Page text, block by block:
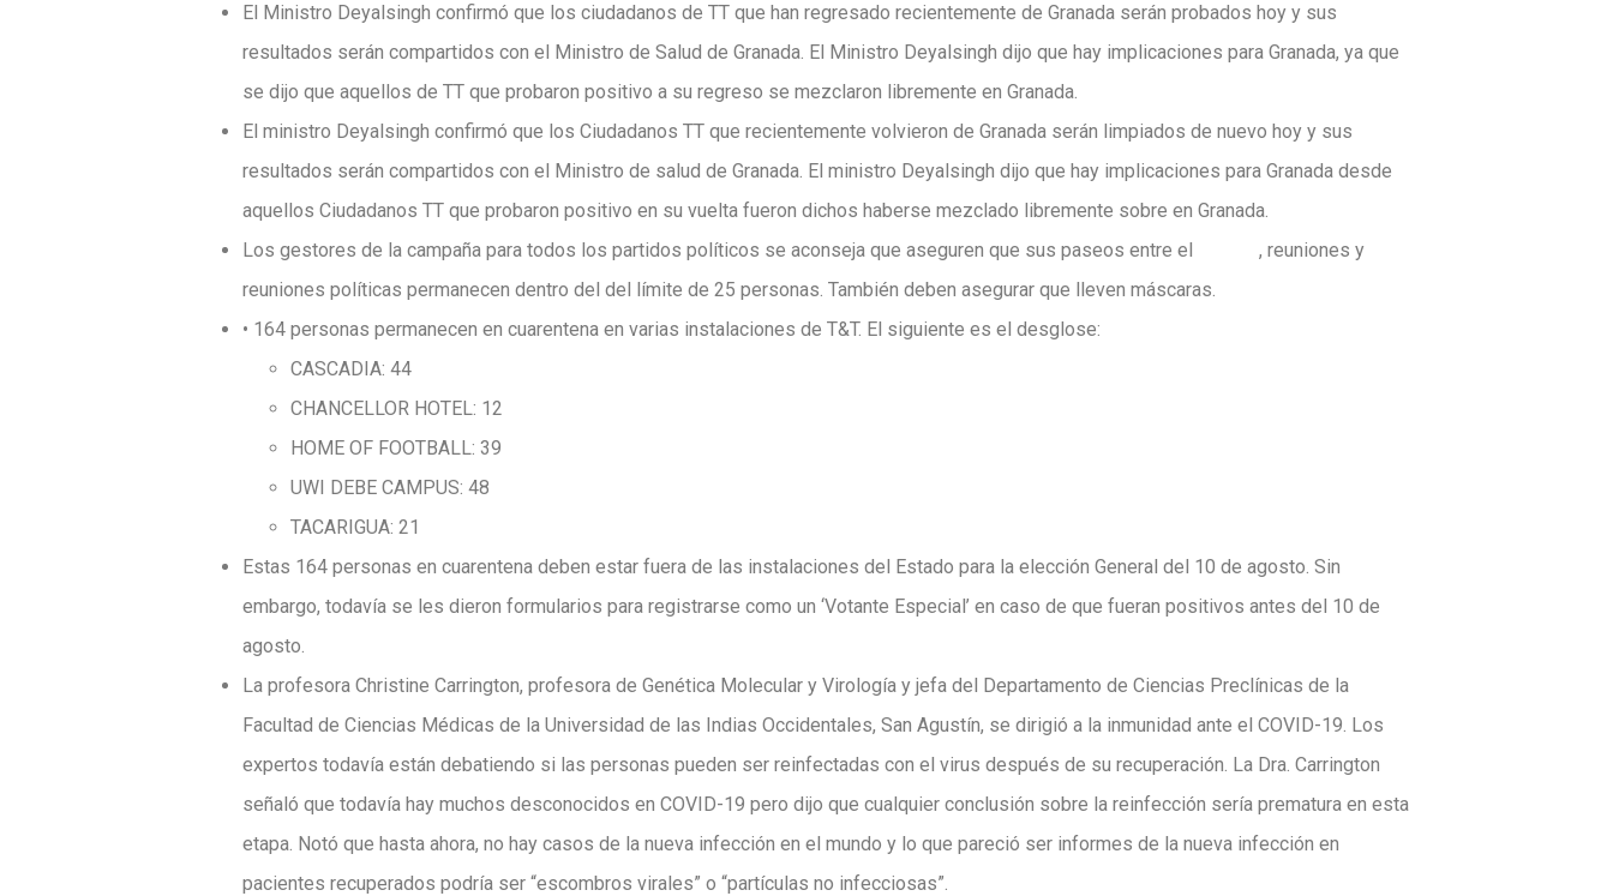
El Ministro Deyalsingh confirmó que los ciudadanos de TT que han regresado recientemente de Granada serán probados hoy y sus
resultados serán compartidos con el Ministro de Salud de Granada. El Ministro Deyalsingh dijo que hay implicaciones para Granada, ya que
se dijo que aquellos de TT que probaron positivo a su regreso se mezclaron libremente en Granada.
El ministro Deyalsingh confirmó que los Ciudadanos TT que recientemente volvieron de Granada serán limpiados de nuevo hoy y sus
resultados serán compartidos con el Ministro de salud de Granada. El ministro Deyalsingh dijo que hay implicaciones para Granada desde
aquellos Ciudadanos TT que probaron positivo en su vuelta fueron dichos haberse mezclado libremente sobre en Granada.
Los gestores de la campaña para todos los partidos políticos se aconseja que aseguren que sus paseos entre el
, reuniones y
reuniones políticas permanecen dentro del del límite de 25 personas. También deben asegurar que lleven máscaras.
• 164 personas permanecen en cuarentena en varias instalaciones de T&T. El siguiente es el desglose:
CASCADIA: 44
CHANCELLOR HOTEL: 12
HOME OF FOOTBALL: 39
UWI DEBE CAMPUS: 48
TACARIGUA: 21
Estas 164 personas en cuarentena deben estar fuera de las instalaciones del Estado para la elección General del 10 de agosto. Sin
embargo, todavía se les dieron formularios para registrarse como un ‘Votante Especial’ en caso de que fueran positivos antes del 10 de
agosto.
La profesora Christine Carrington, profesora de Genética Molecular y Virología y jefa del Departamento de Ciencias Preclínicas de la
Facultad de Ciencias Médicas de la Universidad de las Indias Occidentales, San Agustín, se dirigió a la inmunidad ante el COVID-19. Los
expertos todavía están debatiendo si las personas pueden ser reinfectadas con el virus después de su recuperación. La Dra. Carrington
señaló que todavía hay muchos desconocidos en COVID-19 pero dijo que cualquier conclusión sobre la reinfección sería prematura en esta
etapa. Notó que hasta ahora, no hay casos de la nueva infección en el mundo y lo que pareció ser informes de la nueva infección en
pacientes recuperados podría ser “escombros virales” o “partículas no infecciosas”.